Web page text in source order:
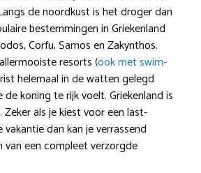
de noordkust is het droger dan
bestemmingen in Griekenland
Corfu, Samos en Zakynthos.
resorts (ook met swim-
helemaal in de watten gelegd
koning te rijk voelt. Griekenland is
als je kiest voor een last-
dan kan je verrassend
een compleet verzorgde